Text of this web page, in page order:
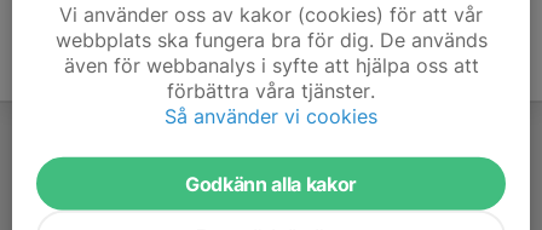
Vi använder oss av kakor (cookies) för att vår
webbplats ska fungera bra för dig. De används
även för webbanalys i syfte att hjälpa oss att
förbättra våra tjänster.
Så använder vi cookies
Godkänn alla kakor